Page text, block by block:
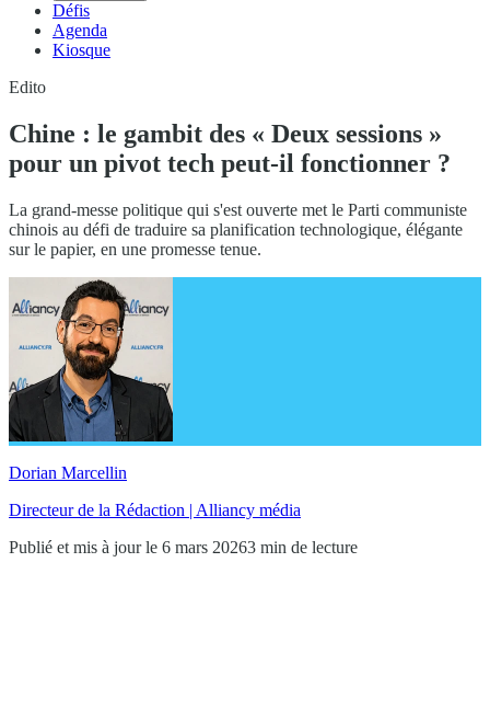
Défis
Agenda
Kiosque
Edito
Chine : le gambit des « Deux sessions »
pour un pivot tech peut-il fonctionner ?
La grand-messe politique qui s'est ouverte met le Parti communiste
chinois au défi de traduire sa planification technologique, élégante
sur le papier, en une promesse tenue.
Dorian Marcellin
Directeur de la Rédaction | Alliancy média
Publié et mis à jour le 6 mars 20263 min de lecture